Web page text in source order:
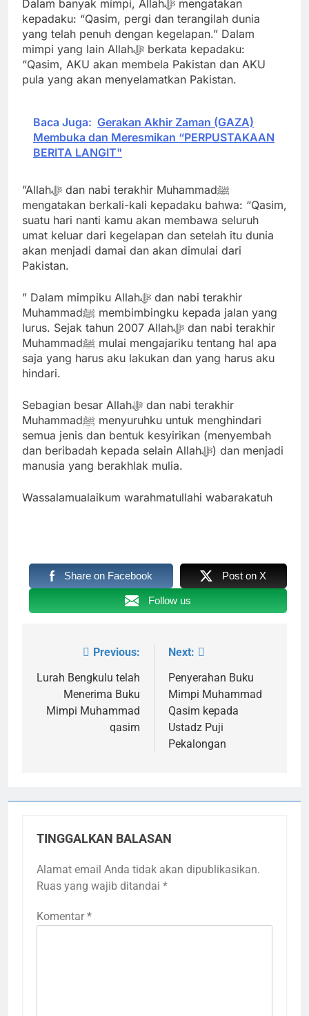
Dalam banyak mimpi, Allahﷻ mengatakan
kepadaku: “Qasim, pergi dan terangilah dunia
yang telah penuh dengan kegelapan.” Dalam
mimpi yang lain Allahﷻ berkata kepadaku:
“Qasim, AKU akan membela Pakistan dan AKU
pula yang akan menyelamatkan Pakistan.
Baca Juga: Gerakan Akhir Zaman (GAZA)
Membuka dan Meresmikan “PERPUSTAKAAN
BERITA LANGIT"
”Allahﷻ dan nabi terakhir Muhammadﷺ
mengatakan berkali-kali kepadaku bahwa: “Qasim,
suatu hari nanti kamu akan membawa seluruh
umat keluar dari kegelapan dan setelah itu dunia
akan menjadi damai dan akan dimulai dari
Pakistan.
” Dalam mimpiku Allahﷻ dan nabi terakhir
Muhammadﷺ membimbingku kepada jalan yang
lurus. Sejak tahun 2007 Allahﷻ dan nabi terakhir
Muhammadﷺ mulai mengajariku tentang hal apa
saja yang harus aku lakukan dan yang harus aku
hindari.
Sebagian besar Allahﷻ dan nabi terakhir
Muhammadﷺ menyuruhku untuk menghindari
semua jenis dan bentuk kesyirikan (menyembah
dan beribadah kepada selain Allahﷻ) dan menjadi
manusia yang berakhlak mulia.
Wassalamualaikum warahmatullahi wabarakatuh
Share on Facebook Post on X
Follow us
Navigasi
pos
Previous:
Lurah Bengkulu telah
Menerima Buku
Mimpi Muhammad
qasim
Next:
Penyerahan Buku
Mimpi Muhammad
Qasim kepada
Ustadz Puji
Pekalongan
TINGGALKAN BALASAN
Alamat email Anda tidak akan dipublikasikan.
Ruas yang wajib ditandai *
Komentar *